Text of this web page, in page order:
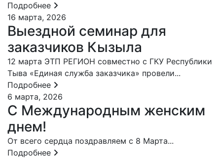
Подробнее
16 марта, 2026
Выездной семинар для
заказчиков Кызыла
12 марта ЭТП РЕГИОН совместно с ГКУ Республики
Тыва «Единая служба заказчика» провели...
Подробнее
6 марта, 2026
С Международным женским
днем!
От всего сердца поздравляем с 8 Марта...
Подробнее